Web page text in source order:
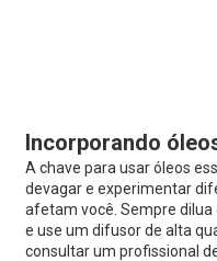
Incorporando
A chave para usar óleos
devagar e experimentar
afetam você. Sempre dilua
e use um difusor de alta
consultar um profissional